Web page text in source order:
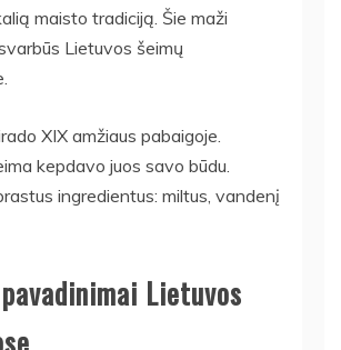
maisto tradiciją. Šie maži
Lietuvos šeimų
XIX amžiaus pabaigoje.
kepdavo juos savo būdu.
ingredientus: miltus, vandenį
Lietuvos